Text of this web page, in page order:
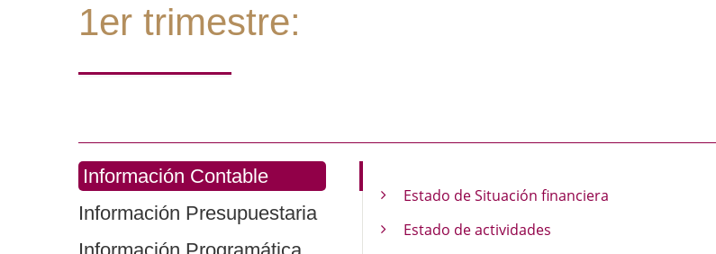
1er trimestre:
Información Contable
Información Presupuestaria
Estado de Situación financiera
Estado de actividades